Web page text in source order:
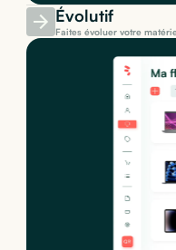
Évolutif
Faites évoluer votre